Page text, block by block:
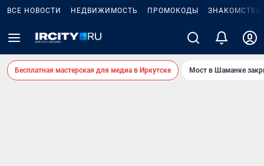
ВСЕ НОВОСТИ НЕДВИЖИМОСТЬ ПРОМОКОДЫ ЗНАКОМСТВА
Бесплатная мастерская для медиа в Иркутске Мост в Шаманке